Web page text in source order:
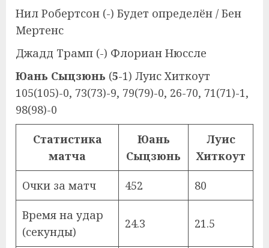
Нил Робертсон (-) Будет определён / Бен
Мертенс
Джадд Трамп (-) Флориан Нюссле
Юань Сыцзюнь (5-1) Луис Хиткоут
105(105)-0, 73(73)-9, 79(79)-0, 26-70, 71(71)-1,
98(98)-0
Статистика
матча
Юань
Сыцзюнь
Луис
Хиткоут
Очки за матч 452 80
Время на удар
(секунды)
24.3 21.5